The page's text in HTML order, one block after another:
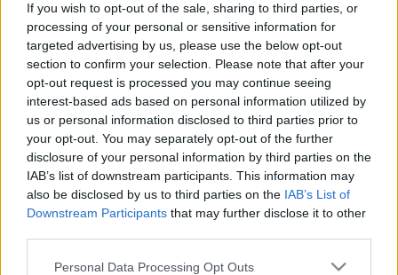
If you wish to opt-out of the sale, sharing to third parties, or
processing of your personal or sensitive information for
targeted advertising by us, please use the below opt-out
section to confirm your selection. Please note that after your
opt-out request is processed you may continue seeing
interest-based ads based on personal information utilized by
us or personal information disclosed to third parties prior to
your opt-out. You may separately opt-out of the further
disclosure of your personal information by third parties on the
IAB’s list of downstream participants. This information may
also be disclosed by us to third parties on the IAB’s List of
Downstream Participants that may further disclose it to other
Please note that this website/app uses one or more Google
Personal Data Processing Opt Outs
ZÖLDJÉRE
2020. szeptember. 29. 07:47
Lehet nem elég a 3885 négyzetméternyi parkoló a
Sportkomplexum mellett?
AUGUSZTUS 21-ÉN NEM, VISZONT 29-ÉN
FIZETNI KELL A PARKOLÁSÉRT
SZOMBATHELYEN
2020. augusztus. 19. 17:25
Az ünnepi hétvége miatt most kicsit borul a rend.
BÜNTETIK A RENDŐRÖK A SZABÁLYTALANUL
PARKOLÓKAT SZOMBATHELY EGYIK
LAKÓTELEPÉN
2020. augusztus. 15. 16:53